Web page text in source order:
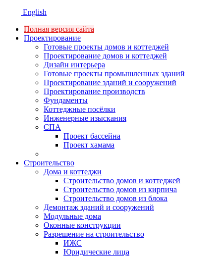
English
Полная версия сайта
Проектирование
Готовые проекты домов и коттеджей
Проектирование домов и коттеджей
Дизайн интерьера
Готовые проекты промышленных зданий
Проектирование зданий и сооружений
Проектирование производств
Фундаменты
Коттеджные посёлки
Инженерные изыскания
СПА
Проект бассейна
Проект хамама
Строительство
Дома и коттеджи
Строительство домов и коттеджей
Строительство домов из кирпича
Строительство домов из блока
Демонтаж зданий и сооружений
Модульные дома
Оконные конструкции
Разрешение на строительство
ИЖС
Юридические лица